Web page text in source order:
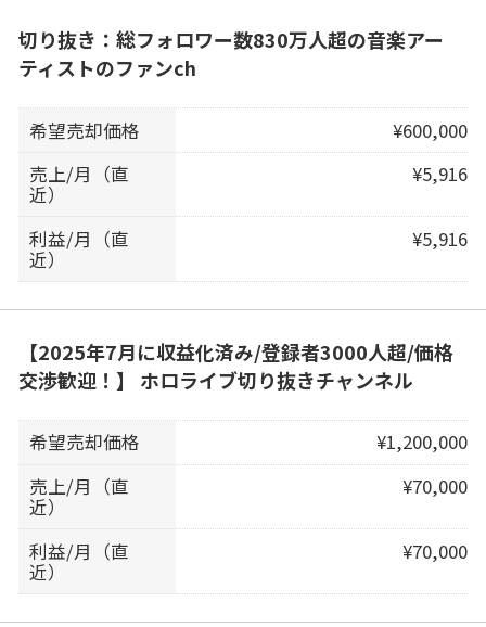
切り抜き：総フォロワー数830万人超の音楽アー
ティストのファンch
希望売却価格
¥600,000
売上/月（直
近）
¥5,916
利益/月（直
近）
¥5,916
【2025年7月に収益化済み/登録者3000人超/価格
交渉歓迎！】 ホロライブ切り抜きチャンネル
希望売却価格
¥1,200,000
売上/月（直
近）
¥70,000
利益/月（直
近）
¥70,000